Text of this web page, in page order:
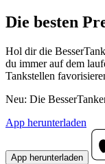
Die besten
Hol dir die
du immer auf dem
Tankstellen
Neu: Die
App herunterladen
App herunterladen